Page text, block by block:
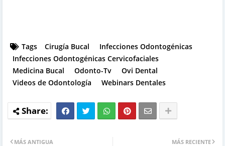
Tags Cirugía Bucal
Infecciones Odontogénicas
Infecciones Odontogénicas Cervicofaciales
Medicina Bucal
Odonto-Tv
Ovi Dental
Videos de Odontología
Webinars Dentales
MÁS RECIENTE
MÁS ANTIGUA